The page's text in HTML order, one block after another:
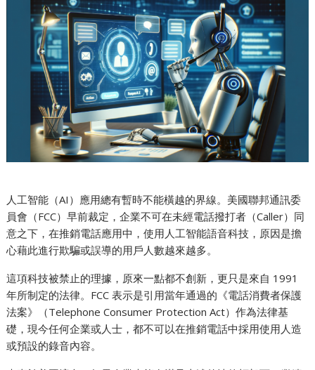
人工智能（AI）應用總有暫時不能橫越的界線。美國聯邦通訊委
員會（FCC）早前裁定，企業不可在未經電話撥打者（Caller）同
意之下，在推銷電話應用中，使用人工智能語音科技，原因是擔
心藉此進行欺騙或誤導的用戶人數越來越多。
這項科技被禁止的理據，原來一點都不創新，更只是來自 1991
年所制定的法律。FCC 表示是引用當年通過的《電話消費者保護
法案》（Telephone Consumer Protection Act）作為法律基
礎，現今任何企業或人士，都不可以在推銷電話中採用使用人造
或預設的錄音內容。